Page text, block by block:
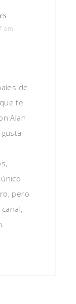
am
de
te
Alan
pero